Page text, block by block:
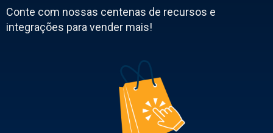
Conte com nossas centenas de recursos e
integrações para vender mais!